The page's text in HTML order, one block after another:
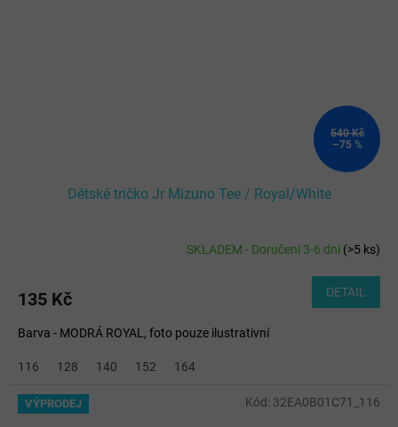
540 Kč
–75 %
Dětské tričko Jr Mizuno Tee / Royal/White
SKLADEM - Doručení 3-6 dní(>5 ks)
135 Kč DETAIL
Barva - MODRÁ ROYAL, foto pouze ilustrativní
116 128 140 152 164
VÝPRODEJ Kód: 32EA0B01C71_116